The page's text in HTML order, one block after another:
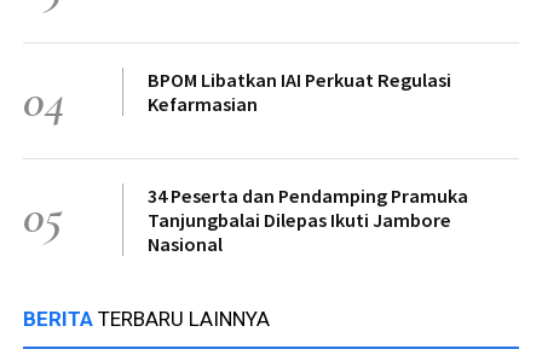
04
BPOM Libatkan IAI Perkuat Regulasi
Kefarmasian
05
34 Peserta dan Pendamping Pramuka
Tanjungbalai Dilepas Ikuti Jambore
Nasional
BERITA TERBARU LAINNYA